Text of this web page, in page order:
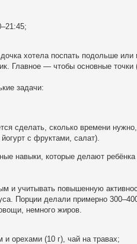
хотела поспать подольше или
Главное — чтобы основные
задачи:
сделать, сколько времени
йогурт с фруктами, салат).
навыки, которые делают
и учитывать повышенную
Порции делали примерно
немного жиров.
и орехами (10 г), чай на травах;